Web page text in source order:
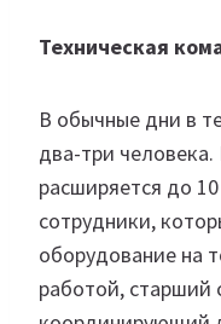
Техническая
В обычные дни в
два-три
расширяется до
сотрудники,
оборудование на
работой, старший